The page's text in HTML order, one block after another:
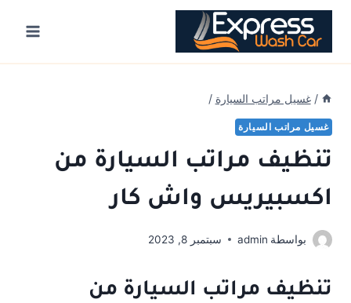
Skip
content
/ غسيل مراتب السيارة /
غسيل مراتب السيارة
تنظيف مراتب السيارة من
اكسبيريس واش كار
بواسطة admin سبتمبر 8, 2023
تنظيف مراتب السيارة من